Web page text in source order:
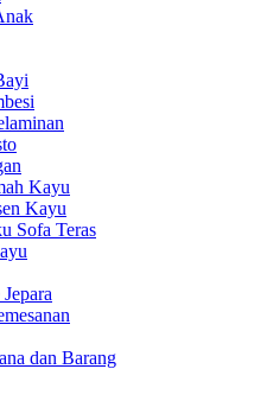
Kayu
Kayu
Sofa Teras
dan Barang